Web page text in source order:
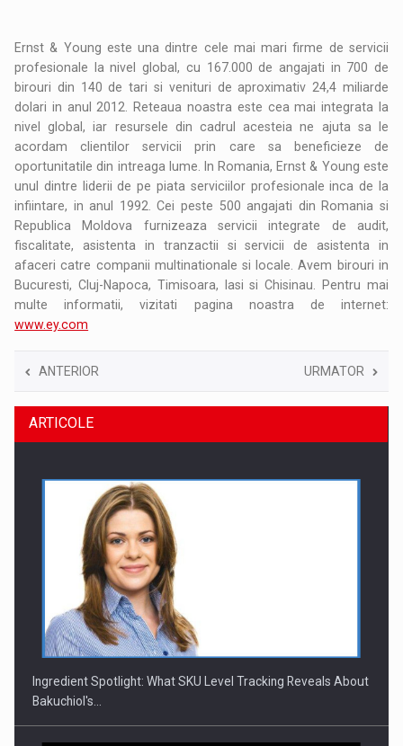
Ernst & Young este una dintre cele mai mari firme de servicii
profesionale la nivel global, cu 167.000 de angajati in 700 de
birouri din 140 de tari si venituri de aproximativ 24,4 miliarde
dolari in anul 2012. Reteaua noastra este cea mai integrata la
nivel global, iar resursele din cadrul acesteia ne ajuta sa le
acordam clientilor servicii prin care sa beneficieze de
oportunitatile din intreaga lume. In Romania, Ernst & Young este
unul dintre liderii de pe piata serviciilor profesionale inca de la
infiintare, in anul 1992. Cei peste 500 angajati din Romania si
Republica Moldova furnizeaza servicii integrate de audit,
fiscalitate, asistenta in tranzactii si servicii de asistenta in
afaceri catre companii multinationale si locale. Avem birouri in
Bucuresti, Cluj-Napoca, Timisoara, Iasi si Chisinau. Pentru mai
multe informatii, vizitati pagina noastra de internet:
www.ey.com
ANTERIOR URMATOR
ARTICOLE
Ingredient Spotlight: What SKU Level Tracking Reveals About
Bakuchiol's…